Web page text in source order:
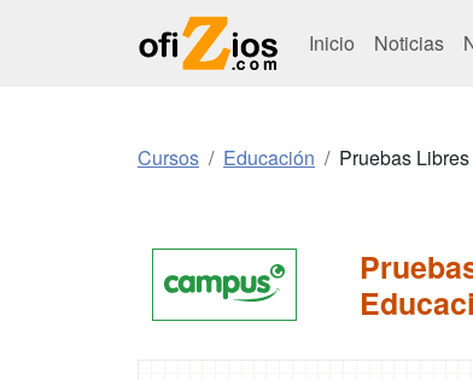
Inicio Noticias
Cursos Educación Pruebas